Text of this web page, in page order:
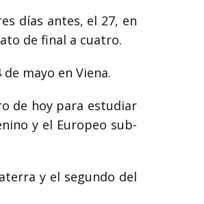
días antes, el 27, en
de final a cuatro.
mayo en Viena.
de hoy para estudiar
y el Europeo sub-
y el segundo del